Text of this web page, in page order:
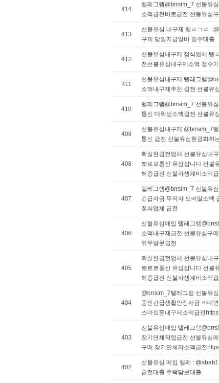
414
텔레그램@brrsim_7 선불유
소액급전바로급전 선불유심
413
선불유심 내구제 텔ㄹㄱㄹ :
구제 당일지급알바 일수대출
412
선불유심내구제 정식업체 텔
전선불유심내구제소액 정수
411
선불유심내구제 텔레그램
소액내구제추천 급전 선불유
410
텔레그램@brrsim_7 선불유
통신 대학생소액급전 선불유
409
선불유심내구제 @brrsim_7
통신 급전 선불유심현금화하
408
확실한급전업체 선불유심내
뽀로로통신 유심삽니다 선불
허증급전 신불자생계비소액
407
텔레그램@brrsim_7 선불유
긴급자금 무직자 모바일소액
정식업체 급전
406
선불유심매입 텔레그램
소액내구제급전 선불유심구
류무방문급전
405
확실한급전업체 선불유심내
뽀로로통신 유심삽니다 선불
허증급전 신불자생계비소액
404
@brrsim_7텔레그램 선불유
공인긴급생활안정자금 비대
스마트폰내구제소액급전
403
선불유심매입 텔레그램
장기연체작업급전 선불유심
구매 장기연체자소액급전
402
선불유심 매입 텔레 :
급전대출 주택담보대출